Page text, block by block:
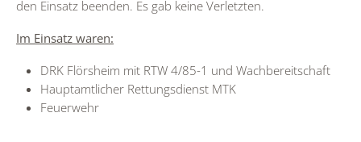
den Einsatz beenden. Es gab keine Verletzten.
Im Einsatz waren:
DRK Flörsheim mit RTW 4/85-1 und Wachbereitschaft
Hauptamtlicher Rettungsdienst MTK
Feuerwehr